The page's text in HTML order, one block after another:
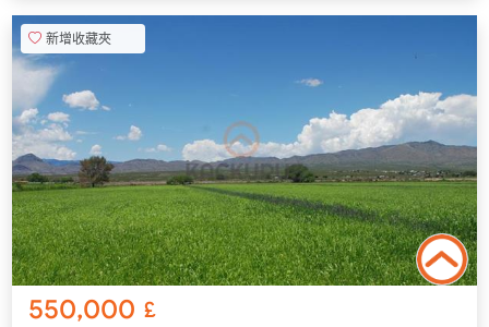
新增收藏夾
550,000 £